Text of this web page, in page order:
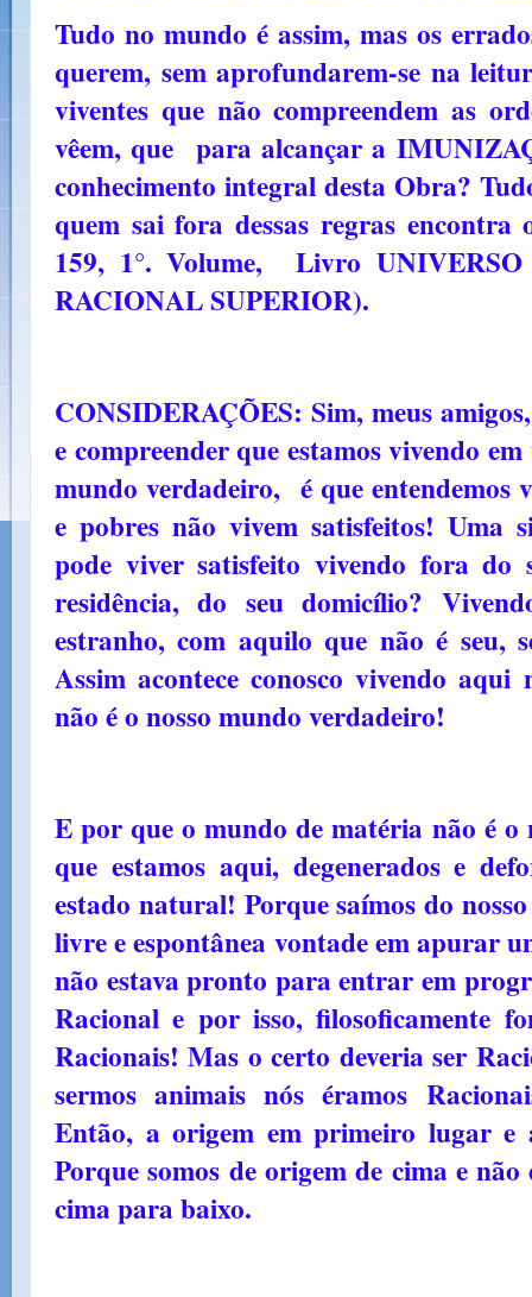
Tudo no mundo é assim, mas os
querem, sem aprofundarem-se na
viventes que não compreendem as
vêem, que para alcançar a
conhecimento integral desta Obra?
quem sai fora dessas regras
159, 1°. Volume, Livro
RACIONAL SUPERIOR).
CONSIDERAÇÕES: Sim, meus
e compreender que estamos vivendo
mundo verdadeiro, é que entendemos
e pobres não vivem satisfeitos! Uma
pode viver satisfeito vivendo fora do
residência, do seu domicílio?
estranho, com aquilo que não é seu,
Assim acontece conosco vivendo
não é o nosso mundo verdadeiro!
E por que o mundo de matéria não é o
que estamos aqui, degenerados e
estado natural! Porque saímos do
livre e espontânea vontade em apurar
não estava pronto para entrar em
Racional e por isso, filosoficamente
Racionais! Mas o certo deveria ser
sermos animais nós éramos
Então, a origem em primeiro lugar e
Porque somos de origem de cima e
cima para baixo.